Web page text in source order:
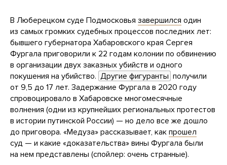
В Люберецком суде Подмосковья завершился один
из самых громких судебных процессов последних лет:
бывшего губернатора Хабаровского края Сергея
Фургала приговорили к 22 годам колонии по обвинению
в организации двух заказных убийств и одного
покушения на убийство. Другие фигуранты получили
от 9,5 до 17 лет. Задержание Фургала в 2020 году
спровоцировало в Хабаровске многомесячные
волнения (одни из крупнейших региональных протестов
в истории путинской России) — но дело все же дошло
до приговора. «Медуза» рассказывает, как прошел
суд — и какие «доказательства» вины Фургала были
на нем представлены (спойлер: очень странные).